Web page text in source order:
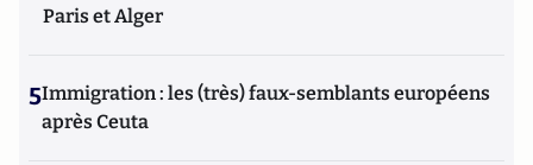
Paris et Alger
5Immigration : les (très) faux-semblants européens
après Ceuta